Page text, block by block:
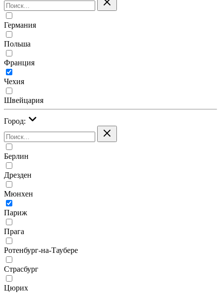
Германия
Польша
Франция
Чехия
Швейцария
Город:
Берлин
Дрезден
Мюнхен
Париж
Прага
Ротенбург-на-Таубере
Страсбург
Цюрих